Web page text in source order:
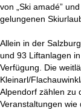
von „Ski amadé”
gelungenen
Allein in der
und 93 Liftanlagen
Verfügung. Die
Kleinarl/
Alpendorf zählen zu
Veranstaltungen wie